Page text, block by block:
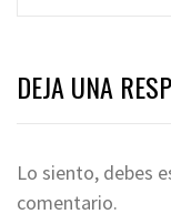
DEJA UNA
Lo siento, debes
comentario.